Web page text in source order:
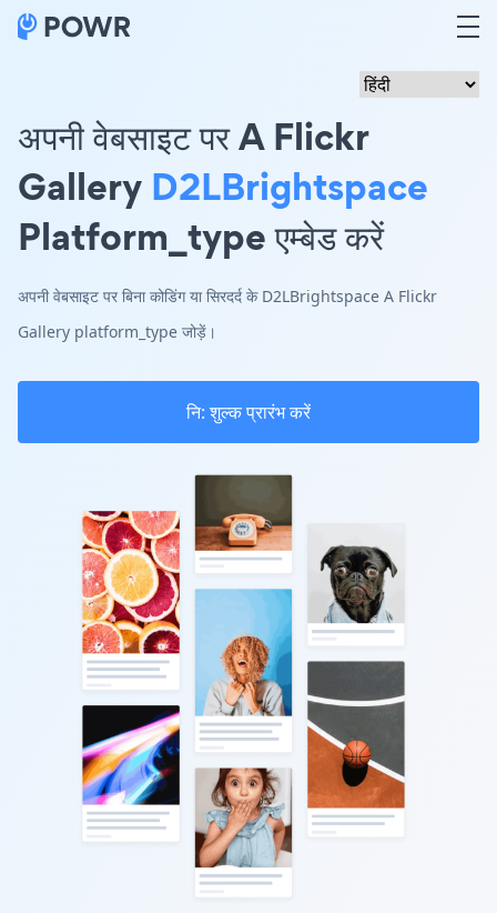
अपनी वेबसाइट पर A Flickr
Gallery D2LBrightspace
Platform_type एम्बेड करें
अपनी वेबसाइट पर बिना कोडिंग या सिरदर्द के D2LBrightspace A Flickr
Gallery platform_type जोड़ें।
नि: शुल्क प्रारंभ करें